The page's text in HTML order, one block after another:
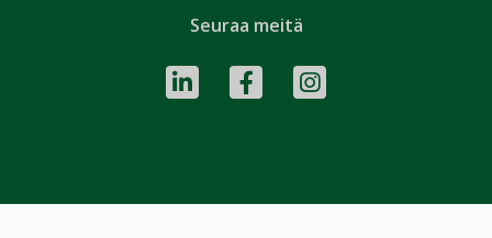
Seuraa meitä